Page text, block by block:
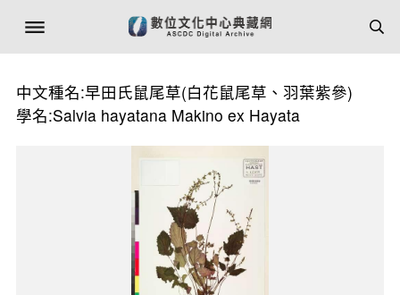
中文種名:早田氏鼠尾草(白花鼠尾草、羽葉紫參)
學名:Salvia hayatana Makino ex Hayata